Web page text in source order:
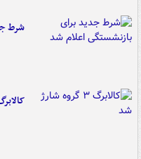
شرط
کالابرگ ۳ گروه